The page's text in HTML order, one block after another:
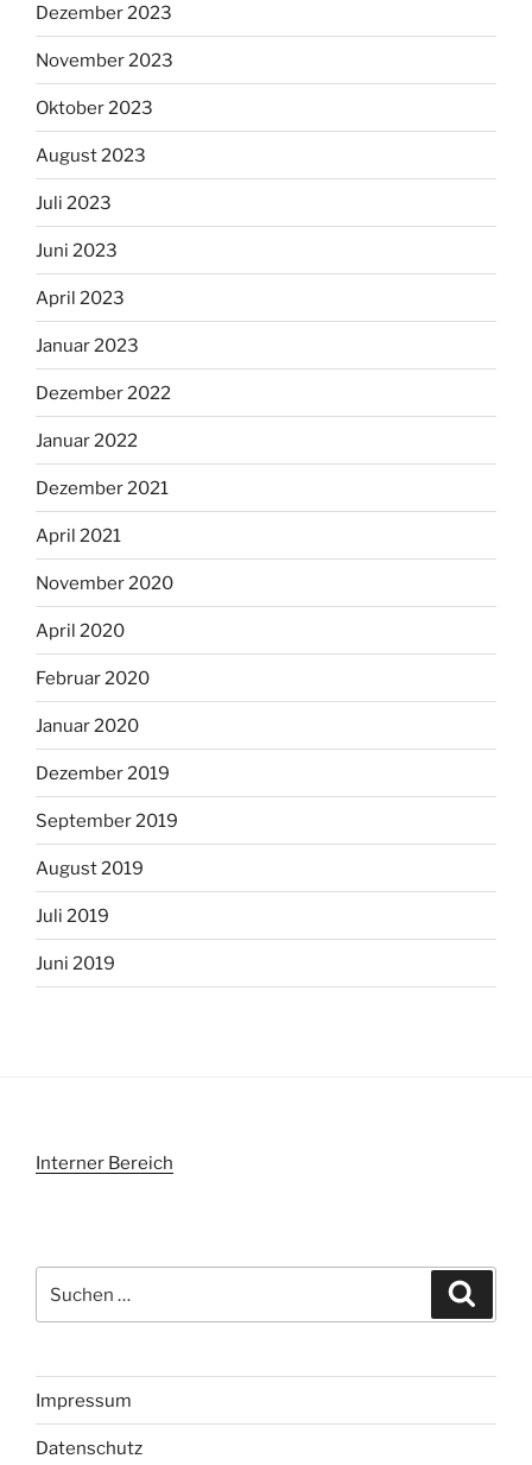
Dezember 2023
November 2023
Oktober 2023
August 2023
Juli 2023
Juni 2023
April 2023
Januar 2023
Dezember 2022
Januar 2022
Dezember 2021
April 2021
November 2020
April 2020
Februar 2020
Januar 2020
Dezember 2019
September 2019
August 2019
Juli 2019
Juni 2019
Interner Bereich
nach:
Impressum
Datenschutz